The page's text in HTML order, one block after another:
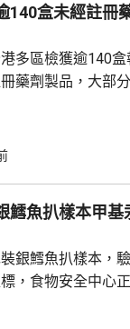
因子反應出現功
140盒未經註
多區檢獲逾140
藥劑製品，大部
獲這批報稱有止痛
品，2名分別36
註冊藥劑製品和第
生署將在證據充
鱈魚扒樣本甲
銀鱈魚扒樣本，
食物安全中心正跟進